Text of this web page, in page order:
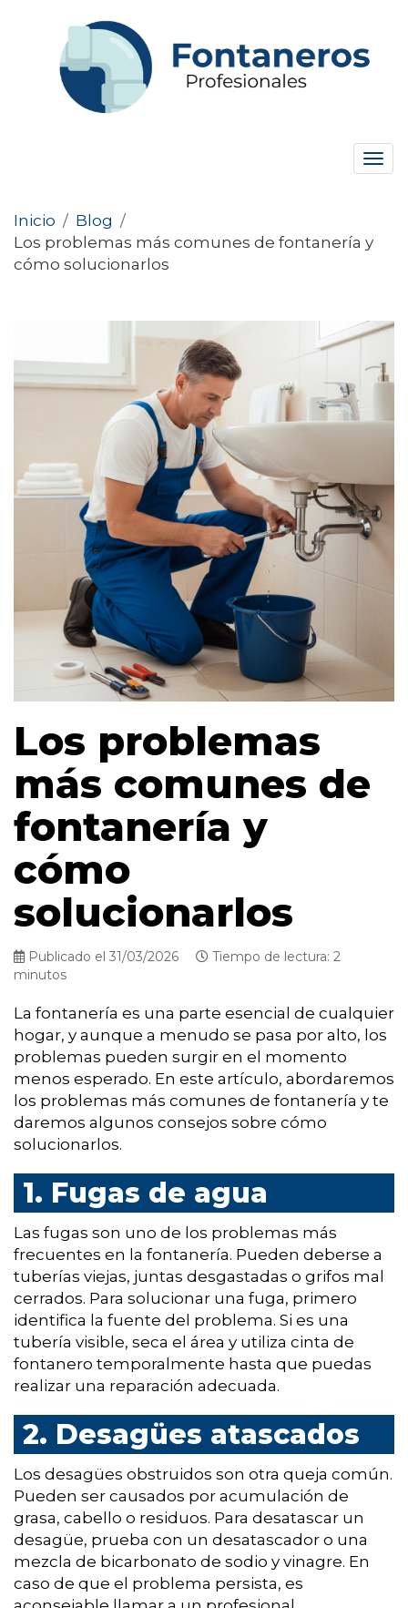
Inicio / Blog /
Los problemas más comunes de fontanería y
cómo solucionarlos
Los problemas
más comunes de
fontanería y
cómo
solucionarlos
Publicado el 31/03/2026
Tiempo de lectura: 2
minutos
La fontanería es una parte esencial de cualquier
hogar, y aunque a menudo se pasa por alto, los
problemas pueden surgir en el momento
menos esperado. En este artículo, abordaremos
los problemas más comunes de fontanería y te
daremos algunos consejos sobre cómo
solucionarlos.
1. Fugas de agua
Las fugas son uno de los problemas más
frecuentes en la fontanería. Pueden deberse a
tuberías viejas, juntas desgastadas o grifos mal
cerrados. Para solucionar una fuga, primero
identifica la fuente del problema. Si es una
tubería visible, seca el área y utiliza cinta de
fontanero temporalmente hasta que puedas
realizar una reparación adecuada.
2. Desagües atascados
Los desagües obstruidos son otra queja común.
Pueden ser causados por acumulación de
grasa, cabello o residuos. Para desatascar un
desagüe, prueba con un desatascador o una
mezcla de bicarbonato de sodio y vinagre. En
caso de que el problema persista, es